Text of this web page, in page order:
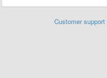
Customer